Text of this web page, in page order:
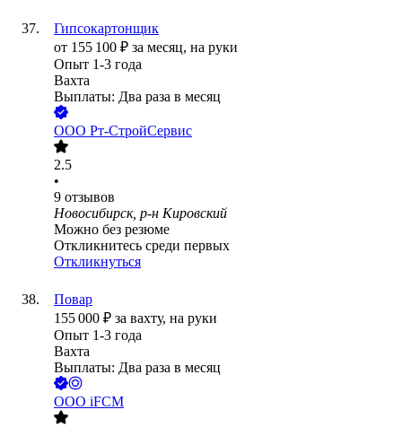
Гипсокартонщик
от 155 100 ₽ за месяц, на руки
Опыт 1-3 года
Вахта
Выплаты: Два раза в месяц
ООО Рт-СтройСервис
2.5
•
9 отзывов
Новосибирск, р-н Кировский
Можно без резюме
Откликнитесь среди первых
Откликнуться
Повар
155 000 ₽ за вахту, на руки
Опыт 1-3 года
Вахта
Выплаты: Два раза в месяц
ООО iFCM